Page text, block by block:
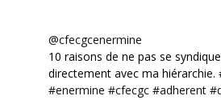
@cfecgcenermine
10 raisons de ne pas se
directement avec ma hiérarchie.
#enermine #cfecgc #adherent